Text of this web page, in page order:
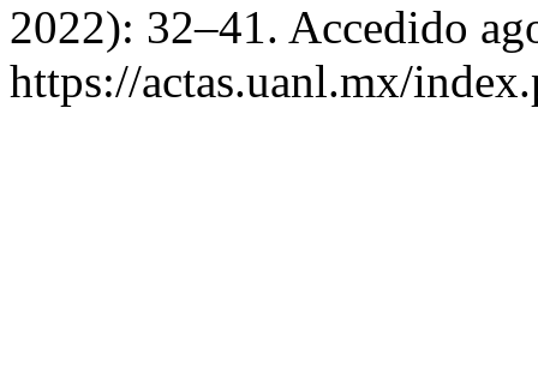
2022): 32–41. Accedido
https://actas.uanl.mx/